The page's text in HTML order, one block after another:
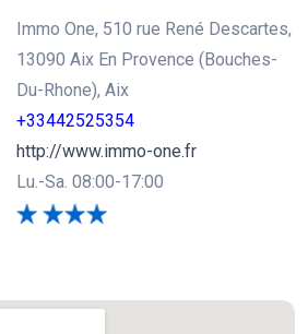
Immo One, 510 rue René Descartes,
13090 Aix En Provence (Bouches-
Du-Rhone), Aix
+33442525354
http://www.immo-one.fr
Lu.-Sa. 08:00-17:00